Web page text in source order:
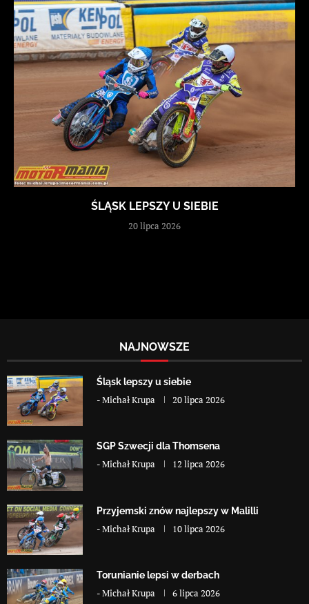
ŚLĄSK LEPSZY U SIEBIE
20 lipca 2026
NAJNOWSZE
Śląsk lepszy u siebie
-Michał Krupa 20 lipca 2026
SGP Szwecji dla Thomsena
-Michał Krupa 12 lipca 2026
Przyjemski znów najlepszy w Malilli
-Michał Krupa 10 lipca 2026
Torunianie lepsi w derbach
-Michał Krupa 6 lipca 2026